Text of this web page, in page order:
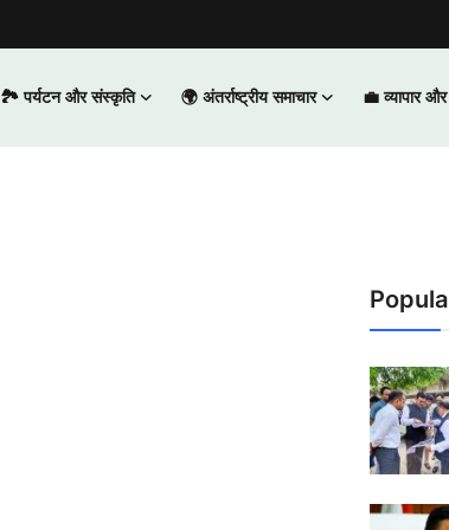
🏞️ पर्यटन और संस्कृति 🌍 अंतर्राष्ट्रीय समाचार 💼 व्यापार